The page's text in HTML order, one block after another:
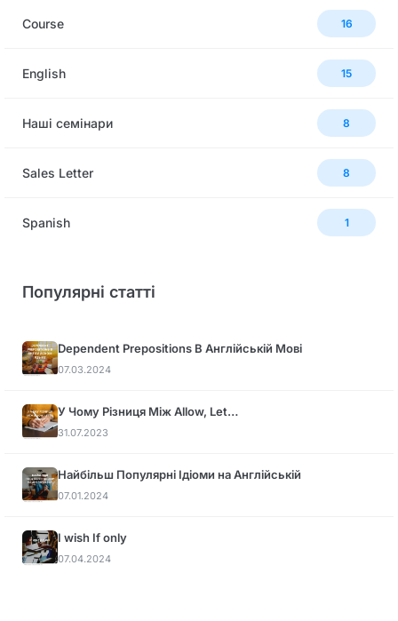
Сourse 16
English 15
Наші семінари 8
Sales Letter 8
Spanish 1
Популярні статті
Dependent Prepositions В Англійській Мові
07.03.2024
У Чому Різниця Між Allow, Let…
31.07.2023
Найбільш Популярні Ідіоми на Англійській
07.01.2024
I wish If only
07.04.2024